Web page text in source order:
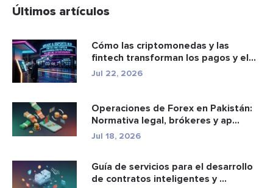
Últimos artículos
Cómo las criptomonedas y las
fintech transforman los pagos y el
e...
Jul 22, 2026
Operaciones de Forex en Pakistán:
Normativa legal, brókeres y ap...
Jul 18, 2026
Guía de servicios para el desarrollo
de contratos inteligentes y ...